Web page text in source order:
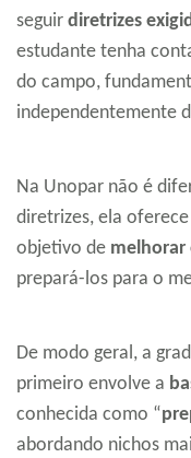
seguir diretrizes
estudante tenha
do campo,
independentemente
Na Unopar não é
diretrizes, ela
objetivo de melhorar
prepará-los para o
De modo geral, a
primeiro envolve a
conhecida como “
abordando nichos